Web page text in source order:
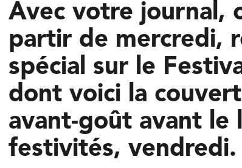
Avec votre journal,
partir de mercredi,
spécial sur le
dont voici la
avant-goût avant le
festivités, vendredi.